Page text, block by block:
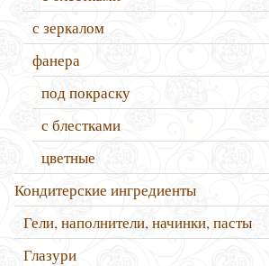
с зеркалом
фанера
под покраску
с блестками
цветные
Кондитерские ингредиенты
Гели, наполнители, начинки, пасты
Глазури